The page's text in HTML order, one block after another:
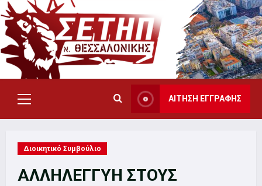
Skip
to
content
Primary
Menu
ΑΙΤΗΣΗ ΕΓΓΡΑΦΗΣ
Διοικητικό Συμβούλιο
ΑΛΛΗΛΕΓΓΥΗ ΣΤΟΥΣ